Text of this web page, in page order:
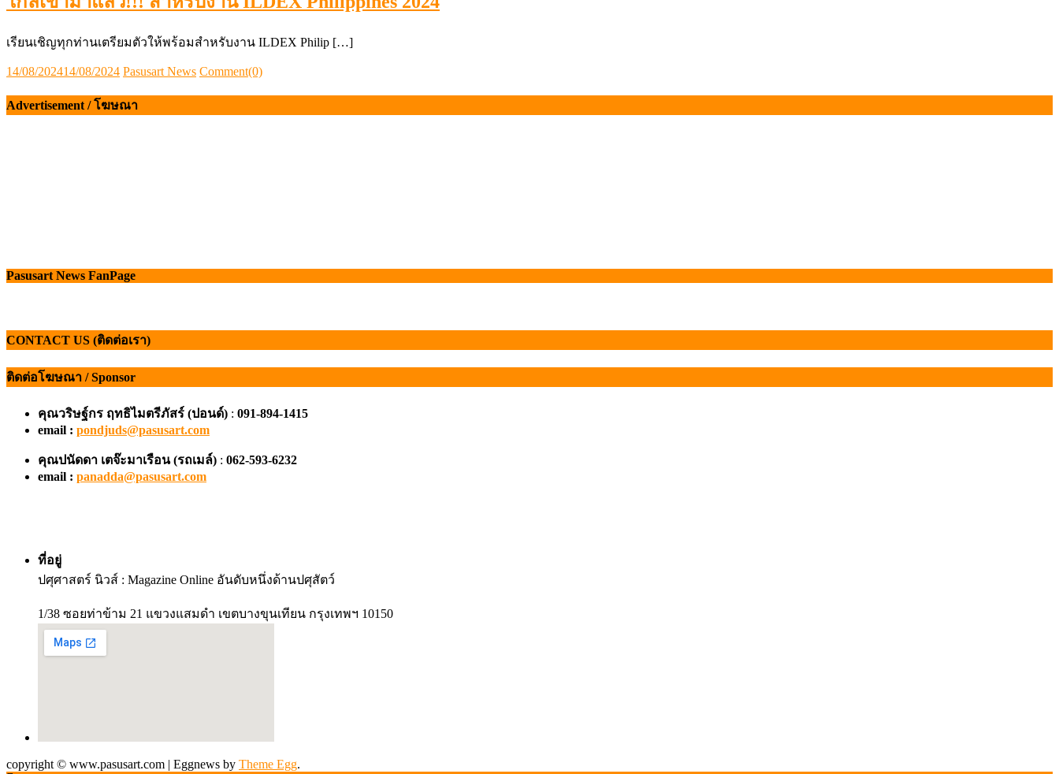
เรียนเชิญทุกท่านเตรียมตัวให้พร้อมสำหรับงาน ILDEX Philip […]
Posted
14/08/202414/08/2024 Author
Pasusart News Comment(0)
Advertisement / โฆษณา
Pasusart News FanPage
CONTACT US (ติดต่อเรา)
ติดต่อโฆษณา / Sponsor
คุณวริษฐ์กร ฤทธิไมตรีภัสร์ (ปอนด์) : 091-894-1415
email : pondjuds@pasusart.com
คุณปนัดดา เตจ๊ะมาเรือน (รถเมล์) : 062-593-6232
email : panadda@pasusart.com
ที่อยู่
ปศุศาสตร์ นิวส์ : Magazine Online อันดับหนึ่งด้านปศุสัตว์
1/38 ซอยท่าข้าม 21 แขวงแสมดำ เขตบางขุนเทียน กรุงเทพฯ 10150
copyright © www.pasusart.com | Eggnews by Theme Egg.